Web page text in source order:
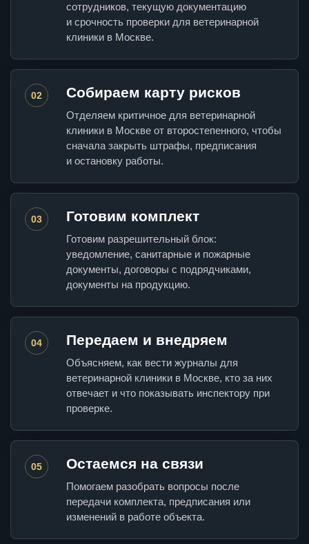
сотрудников, текущую документацию
и срочность проверки для ветеринарной
клиники в Москве.
02 Собираем карту рисков
Отделяем критичное для ветеринарной
клиники в Москве от второстепенного, чтобы
сначала закрыть штрафы, предписания
и остановку работы.
03 Готовим комплект
Готовим разрешительный блок:
уведомление, санитарные и пожарные
документы, договоры с подрядчиками,
документы на продукцию.
04 Передаем и внедряем
Объясняем, как вести журналы для
ветеринарной клиники в Москве, кто за них
отвечает и что показывать инспектору при
проверке.
05 Остаемся на связи
Помогаем разобрать вопросы после
передачи комплекта, предписания или
изменений в работе объекта.